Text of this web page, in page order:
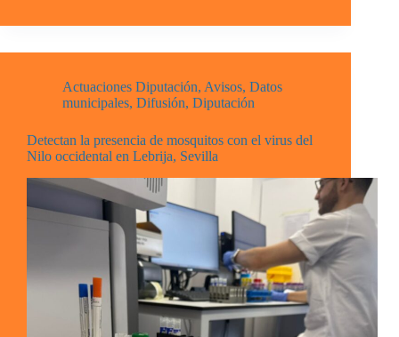
Actuaciones Diputación, Avisos, Datos
municipales, Difusión, Diputación
Detectan la presencia de mosquitos con el virus del
Nilo occidental en Lebrija, Sevilla